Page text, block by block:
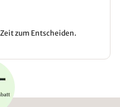
zum Entscheiden.